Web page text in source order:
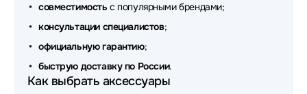
Аксессуары для сетевого оборудования Mean Well
Аксессуары для сетевого оборудования Matrox
совместимость с популярными брендами;
консультации специалистов;
официальную гарантию;
быструю доставку по России.
Как выбрать аксессуары